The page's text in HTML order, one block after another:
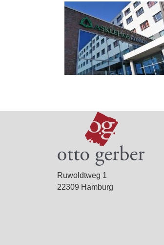
Ruwoldtweg 1
22309 Hamburg